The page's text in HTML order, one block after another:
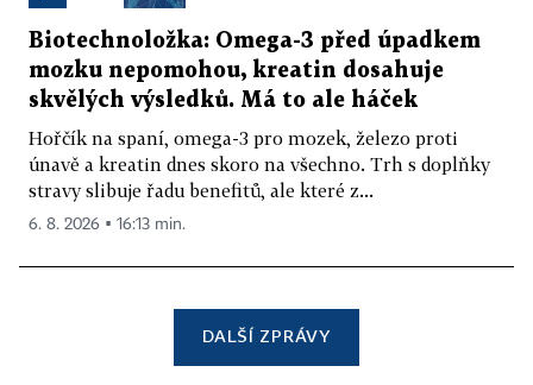
Biotechnoložka: Omega-3 před úpadkem
mozku nepomohou, kreatin dosahuje
skvělých výsledků. Má to ale háček
Hořčík na spaní, omega-3 pro mozek, železo proti
únavě a kreatin dnes skoro na všechno. Trh s doplňky
stravy slibuje řadu benefitů, ale které z...
6. 8. 2026 ▪ 16:13 min.
DALŠÍ ZPRÁVY